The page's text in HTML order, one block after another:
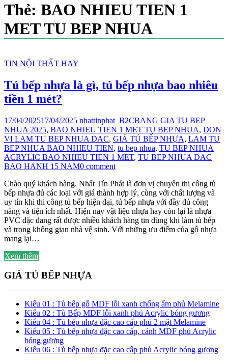
Thẻ: BAO NHIEU TIEN 1
MET TU BEP NHUA
TIN NỘI THẤT HAY
Tủ bếp nhựa là gì, tủ bếp nhựa bao nhiêu
tiền 1 mét?
17/04/202517/04/2025 nhattinphat_B2CBANG GIA TU BEP
NHUA 2025, BAO NHIEU TIEN 1 MET TU BEP NHUA, DON
VI LAM TU BEP NHUA DAC, GIÁ TỦ BẾP NHỰA, LAM TU
BEP NHUA BAO NHIEU TIEN, tu bep nhua, TU BEP NHUA
ACRYLIC BAO NHIEU TIEN 1 MET, TU BEP NHUA DAC
BAO HANH 15 NAM0 comment
Chào quý khách hàng. Nhất Tín Phát là đơn vị chuyên thi công tủ
bếp nhựa đủ các loại với giá thành hợp lý, cùng với chất lượng và
uy tín khi thi công tủ bếp hiện đại, tủ bếp nhựa với đầy đủ công
năng và tiện ích nhất. Hiện nay vật liệu nhựa hay còn lại là nhựa
PVC đặc đang rất được nhiều khách hàng tin dùng khi làm tủ bếp
và trong không gian nhà vệ sinh. Với những ưu điểm của gỗ nhựa
mang lại…
Xem thêm
GIÁ TỦ BẾP NHỰA
Kiểu 01 : Tủ bếp gỗ MDF lỗi xanh chống ẩm phủ Melamine
Kiểu 02 : Tủ Bếp MDF lỗi xanh phủ Acrylic bóng gương
Kiểu 04 : Tủ bếp nhựa đặc cao cấp phủ 2 mặt Melamine
Kiểu 05 : Tủ bếp nhựa đặc cao cấp, cánh MDF phủ Acrylic
bóng gương
Kiểu 06 : Tủ bếp nhựa đặc cao cấp phủ Acrylic bóng gương